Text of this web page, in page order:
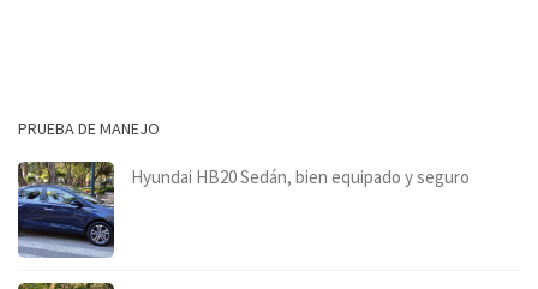
PRUEBA DE MANEJO
Hyundai HB20 Sedán, bien equipado y seguro